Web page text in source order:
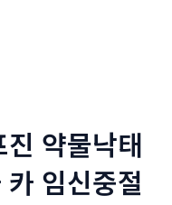
약물낙태
임신중절